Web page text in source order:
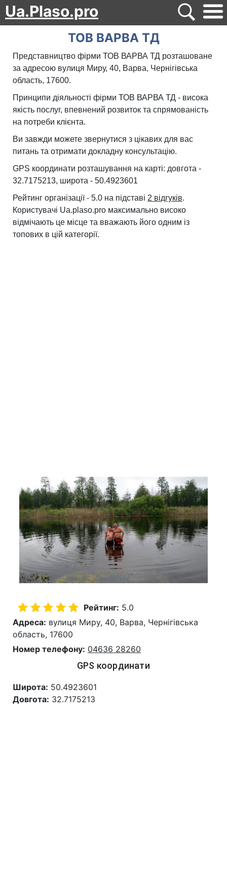
Ua.Plaso.pro
ТОВ ВАРВА ТД
Представництво фірми ТОВ ВАРВА ТД розташоване
за адресою вулиця Миру, 40, Варва, Чернігівська
область, 17600.
Принципи діяльності фірми ТОВ ВАРВА ТД - висока
якість послуг, впевнений розвиток та спрямованість
на потреби клієнта.
Ви завжди можете звернутися з цікавих для вас
питань та отримати докладну консультацію.
GPS координати розташування на карті: довгота -
32.7175213, широта - 50.4923601
Рейтинг організації - 5.0 на підставі 2 відгуків.
Користувачі Ua.plaso.pro максимально високо
відмічають це місце та вважають його одним із
топових в цій категорії.
Рейтинг: 5.0
Адреса: вулиця Миру, 40, Варва, Чернігівська
область, 17600
Номер телефону: 04636 28260
GPS координати
Широта: 50.4923601
Довгота: 32.7175213